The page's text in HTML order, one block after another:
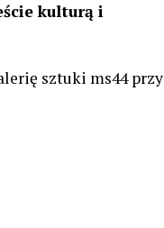
kulturą i
sztuki ms44 przy